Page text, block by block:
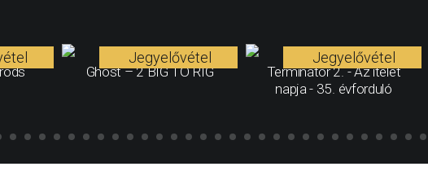
Ghost – 2 BIG TO RIG
Jegyelővétel
Terminátor 2. - Az ítélet
napja - 35. évforduló
Jegyelővétel